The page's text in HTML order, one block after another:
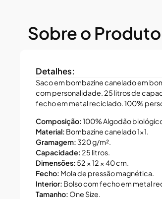
Sobre o Produto
Detalhes:
Saco em bombazine canelado em
com personalidade. 25 litros de
fecho em metal reciclado. 100%
Composição:100% Algodão
Material: Bombazine canelado 1×1.
Gramagem: 320 g/m².
Capacidade:25 litros.
Dimensões: 52 × 12 × 40 cm.
Fecho: Mola de pressão magnética.
Interior: Bolso com fecho em metal
Tamanho: One Size.